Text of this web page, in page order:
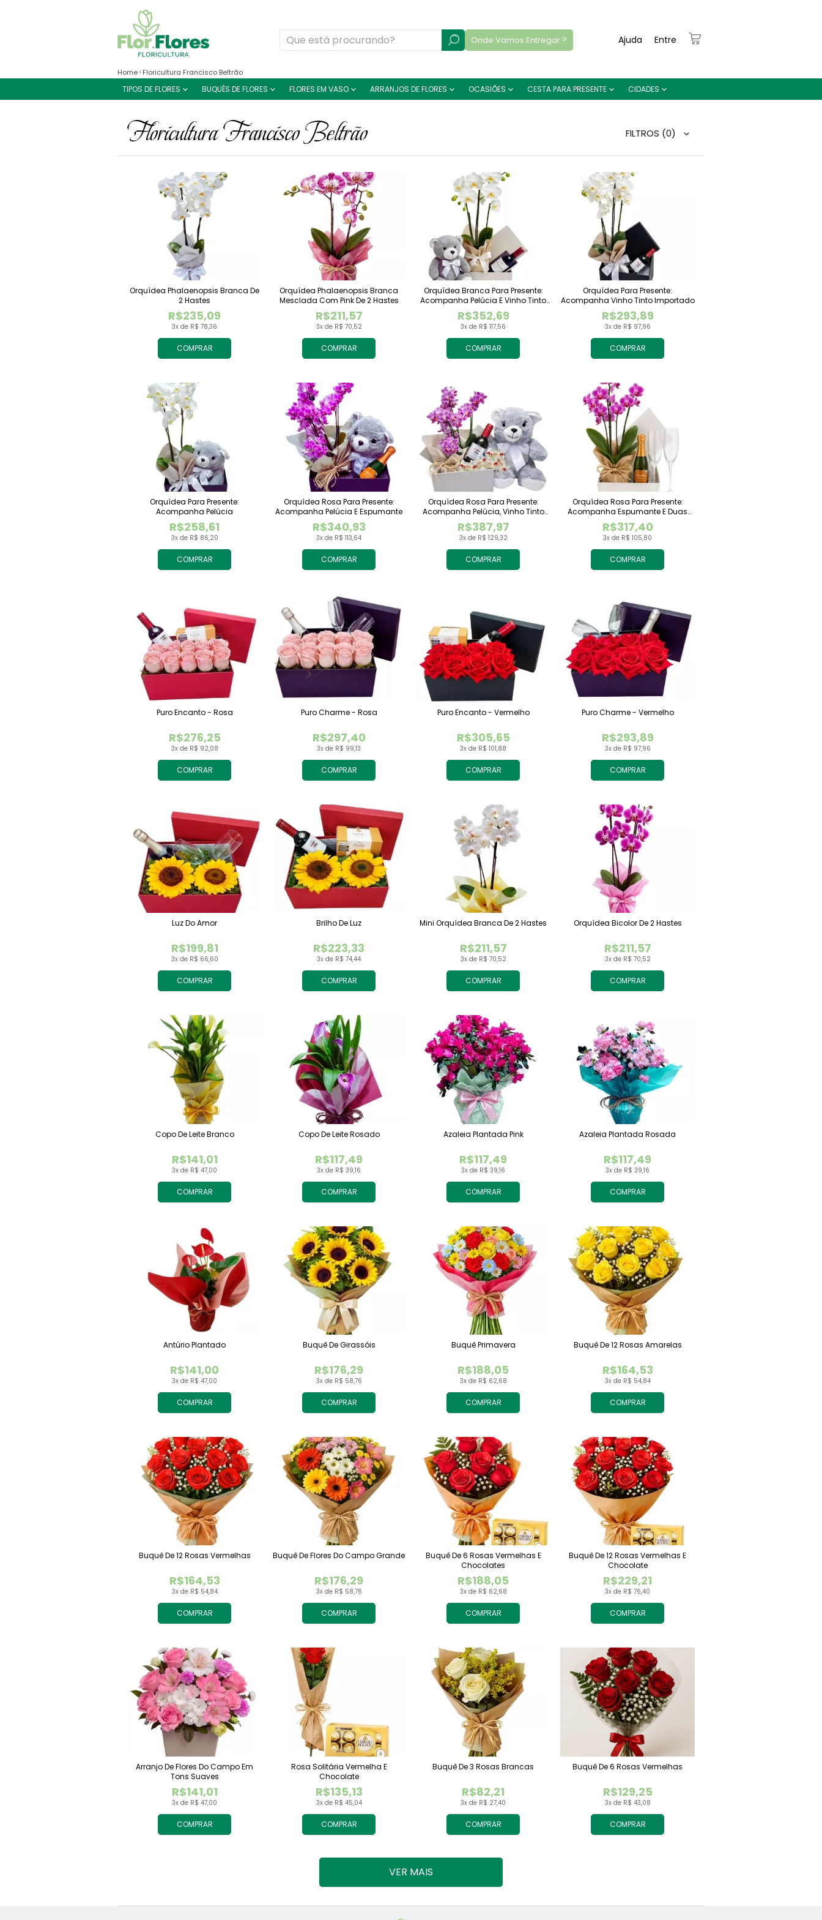
Onde Vamos Entregar ? Entre
Ajuda
TIPOS DE FLORES BUQUÊS DE FLORES FLORES EM VASO ARRANJOS DE FLORES OCASIÕES CESTA PARA PRESENTE CIDADES
Home Floricultura Francisco Beltrão
Floricultura Francisco Beltrão FILTROS (0)
COMPRAR
3x de R$ 78,36
R$235,09
Orquídea Phalaenopsis Branca De
2 Hastes
COMPRAR
3x de R$ 70,52
R$211,57
Orquídea Phalaenopsis Branca
Mesclada Com Pink De 2 Hastes
COMPRAR
3x de R$ 117,56
R$352,69
Orquídea Branca Para Presente:
Acompanha Pelúcia E Vinho Tinto
Importado
COMPRAR
3x de R$ 97,96
R$293,89
Orquídea Para Presente:
Acompanha Vinho Tinto Importado
COMPRAR
3x de R$ 86,20
R$258,61
Orquídea Para Presente:
Acompanha Pelúcia
COMPRAR
3x de R$ 113,64
R$340,93
Orquídea Rosa Para Presente:
Acompanha Pelúcia E Espumante
COMPRAR
3x de R$ 129,32
R$387,97
Orquídea Rosa Para Presente:
Acompanha Pelúcia, Vinho Tinto
Importado E Chocolate Raffaello
COMPRAR
3x de R$ 105,80
R$317,40
Orquídea Rosa Para Presente:
Acompanha Espumante E Duas
Taças
COMPRAR
3x de R$ 92,08
R$276,25
Puro Encanto - Rosa
COMPRAR
3x de R$ 99,13
R$297,40
Puro Charme - Rosa
COMPRAR
3x de R$ 101,88
R$305,65
Puro Encanto - Vermelho
COMPRAR
3x de R$ 97,96
R$293,89
Puro Charme - Vermelho
COMPRAR
3x de R$ 66,60
R$199,81
Luz Do Amor
COMPRAR
3x de R$ 74,44
R$223,33
Brilho De Luz
COMPRAR
3x de R$ 70,52
R$211,57
Mini Orquídea Branca De 2 Hastes
COMPRAR
3x de R$ 70,52
R$211,57
Orquídea Bicolor De 2 Hastes
COMPRAR
3x de R$ 47,00
R$141,01
Copo De Leite Branco
COMPRAR
3x de R$ 39,16
R$117,49
Copo De Leite Rosado
COMPRAR
3x de R$ 39,16
R$117,49
Azaleia Plantada Pink
COMPRAR
3x de R$ 39,16
R$117,49
Azaleia Plantada Rosada
COMPRAR
3x de R$ 47,00
R$141,00
Antúrio Plantado
COMPRAR
3x de R$ 58,76
R$176,29
Buquê De Girassóis
COMPRAR
3x de R$ 62,68
R$188,05
Buquê Primavera
COMPRAR
3x de R$ 54,84
R$164,53
Buquê De 12 Rosas Amarelas
COMPRAR
3x de R$ 54,84
R$164,53
Buquê De 12 Rosas Vermelhas
COMPRAR
3x de R$ 58,76
R$176,29
Buquê De Flores Do Campo Grande
COMPRAR
3x de R$ 62,68
R$188,05
Buquê De 6 Rosas Vermelhas E
Chocolates
COMPRAR
3x de R$ 76,40
R$229,21
Buquê De 12 Rosas Vermelhas E
Chocolate
COMPRAR
3x de R$ 47,00
R$141,01
Arranjo De Flores Do Campo Em
Tons Suaves
COMPRAR
3x de R$ 45,04
R$135,13
Rosa Solitária Vermelha E
Chocolate
COMPRAR
3x de R$ 27,40
R$82,21
Buquê De 3 Rosas Brancas
COMPRAR
3x de R$ 43,08
R$129,25
Buquê De 6 Rosas Vermelhas
VER MAIS